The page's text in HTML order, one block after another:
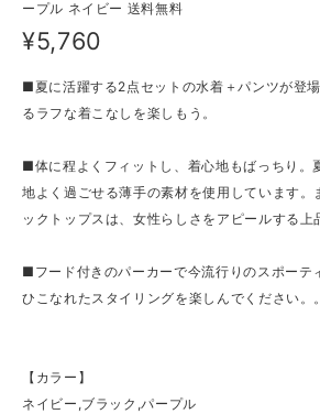
ープル ネイビー 送料無料
¥5,760
■夏に活躍する2点セットの水着＋パンツが登
るラフな着こなしを楽しもう。
■体に程よくフィットし、着心地もばっちり。
地よく過ごせる薄手の素材を使用しています。
ックトップスは、女性らしさをアピールする上
■フード付きのパーカーで今流行りのスポーテ
ひこなれたスタイリングを楽しんでください。
【カラー】
ネイビー,ブラック,パープル